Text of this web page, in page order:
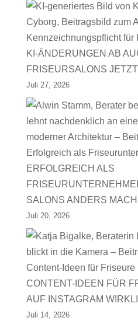
KI-ÄNDERUNGEN AB
FRISEURSALONS
Juli 27, 2026
ERFOLGREICH ALS
SALONS ANDERS
Juli 20, 2026
CONTENT-IDEEN FÜR
AUF INSTAGRAM
Juli 14, 2026